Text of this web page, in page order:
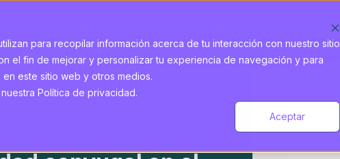
para recopilar información acerca de tu interacción con nuestro sitio
el fin de mejorar y personalizar tu experiencia de navegación y para
este sitio web y otros medios.
Política de privacidad.
Aceptar